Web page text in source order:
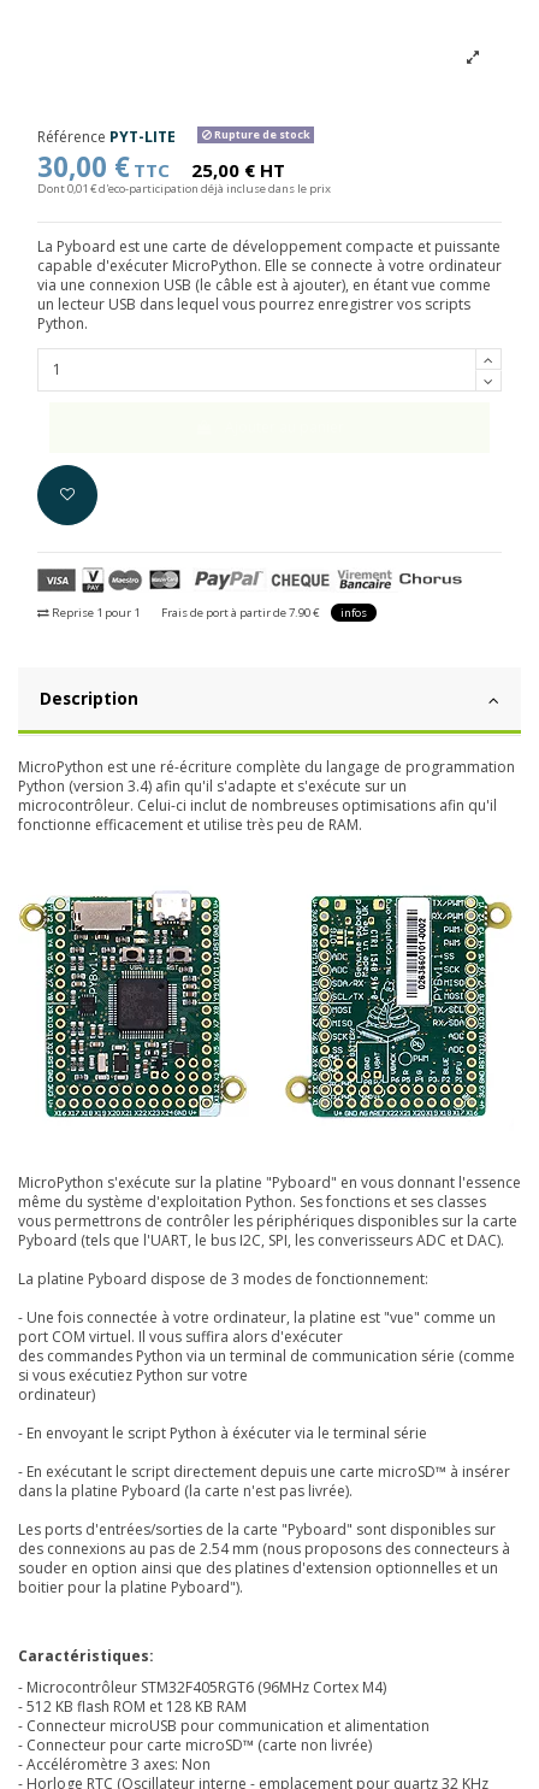
Référence PYT-LITE Rupture de stock
30,00 € TTC 25,00 € HT
Dont 0,01 € d'eco-participation déjà incluse dans le prix
La Pyboard est une carte de développement compacte et puissante
capable d'exécuter MicroPython. Elle se connecte à votre ordinateur
via une connexion USB (le câble est à ajouter), en étant vue comme
un lecteur USB dans lequel vous pourrez enregistrer vos scripts
Python.
Reprise 1 pour 1 Frais de port à partir de 7.90 € infos
Description
MicroPython est une ré-écriture complète du langage de programmation
Python (version 3.4) afin qu'il s'adapte et s'exécute sur un
microcontrôleur. Celui-ci inclut de nombreuses optimisations afin qu'il
fonctionne efficacement et utilise très peu de RAM.
MicroPython s'exécute sur la platine "Pyboard" en vous donnant l'essence
même du système d'exploitation Python. Ses fonctions et ses classes
vous permettrons de contrôler les périphériques disponibles sur la carte
Pyboard (tels que l'UART, le bus I2C, SPI, les converisseurs ADC et DAC).
La platine Pyboard dispose de 3 modes de fonctionnement:
- Une fois connectée à votre ordinateur, la platine est "vue" comme un
port COM virtuel. Il vous suffira alors d'exécuter
des commandes Python via un terminal de communication série (comme
si vous exécutiez Python sur votre
ordinateur)
- En envoyant le script Python à éxécuter via le terminal série
- En exécutant le script directement depuis une carte microSD™ à insérer
dans la platine Pyboard (la carte n'est pas livrée).
Les ports d'entrées/sorties de la carte "Pyboard" sont disponibles sur
des connexions au pas de 2.54 mm (nous proposons des connecteurs à
souder en option ainsi que des platines d'extension optionnelles et un
boitier pour la platine Pyboard").
Caractéristiques:
- Microcontrôleur STM32F405RGT6 (96MHz Cortex M4)
- 512 KB flash ROM et 128 KB RAM
- Connecteur microUSB pour communication et alimentation
- Connecteur pour carte microSD™ (carte non livrée)
- Accéléromètre 3 axes: Non
- Horloge RTC (Oscillateur interne - emplacement pour quartz 32 KHz